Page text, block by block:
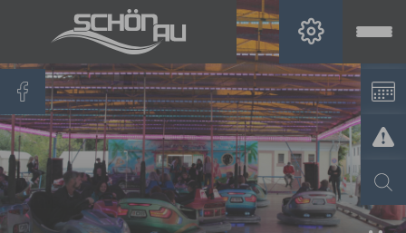
Zum Hauptinhalt springen